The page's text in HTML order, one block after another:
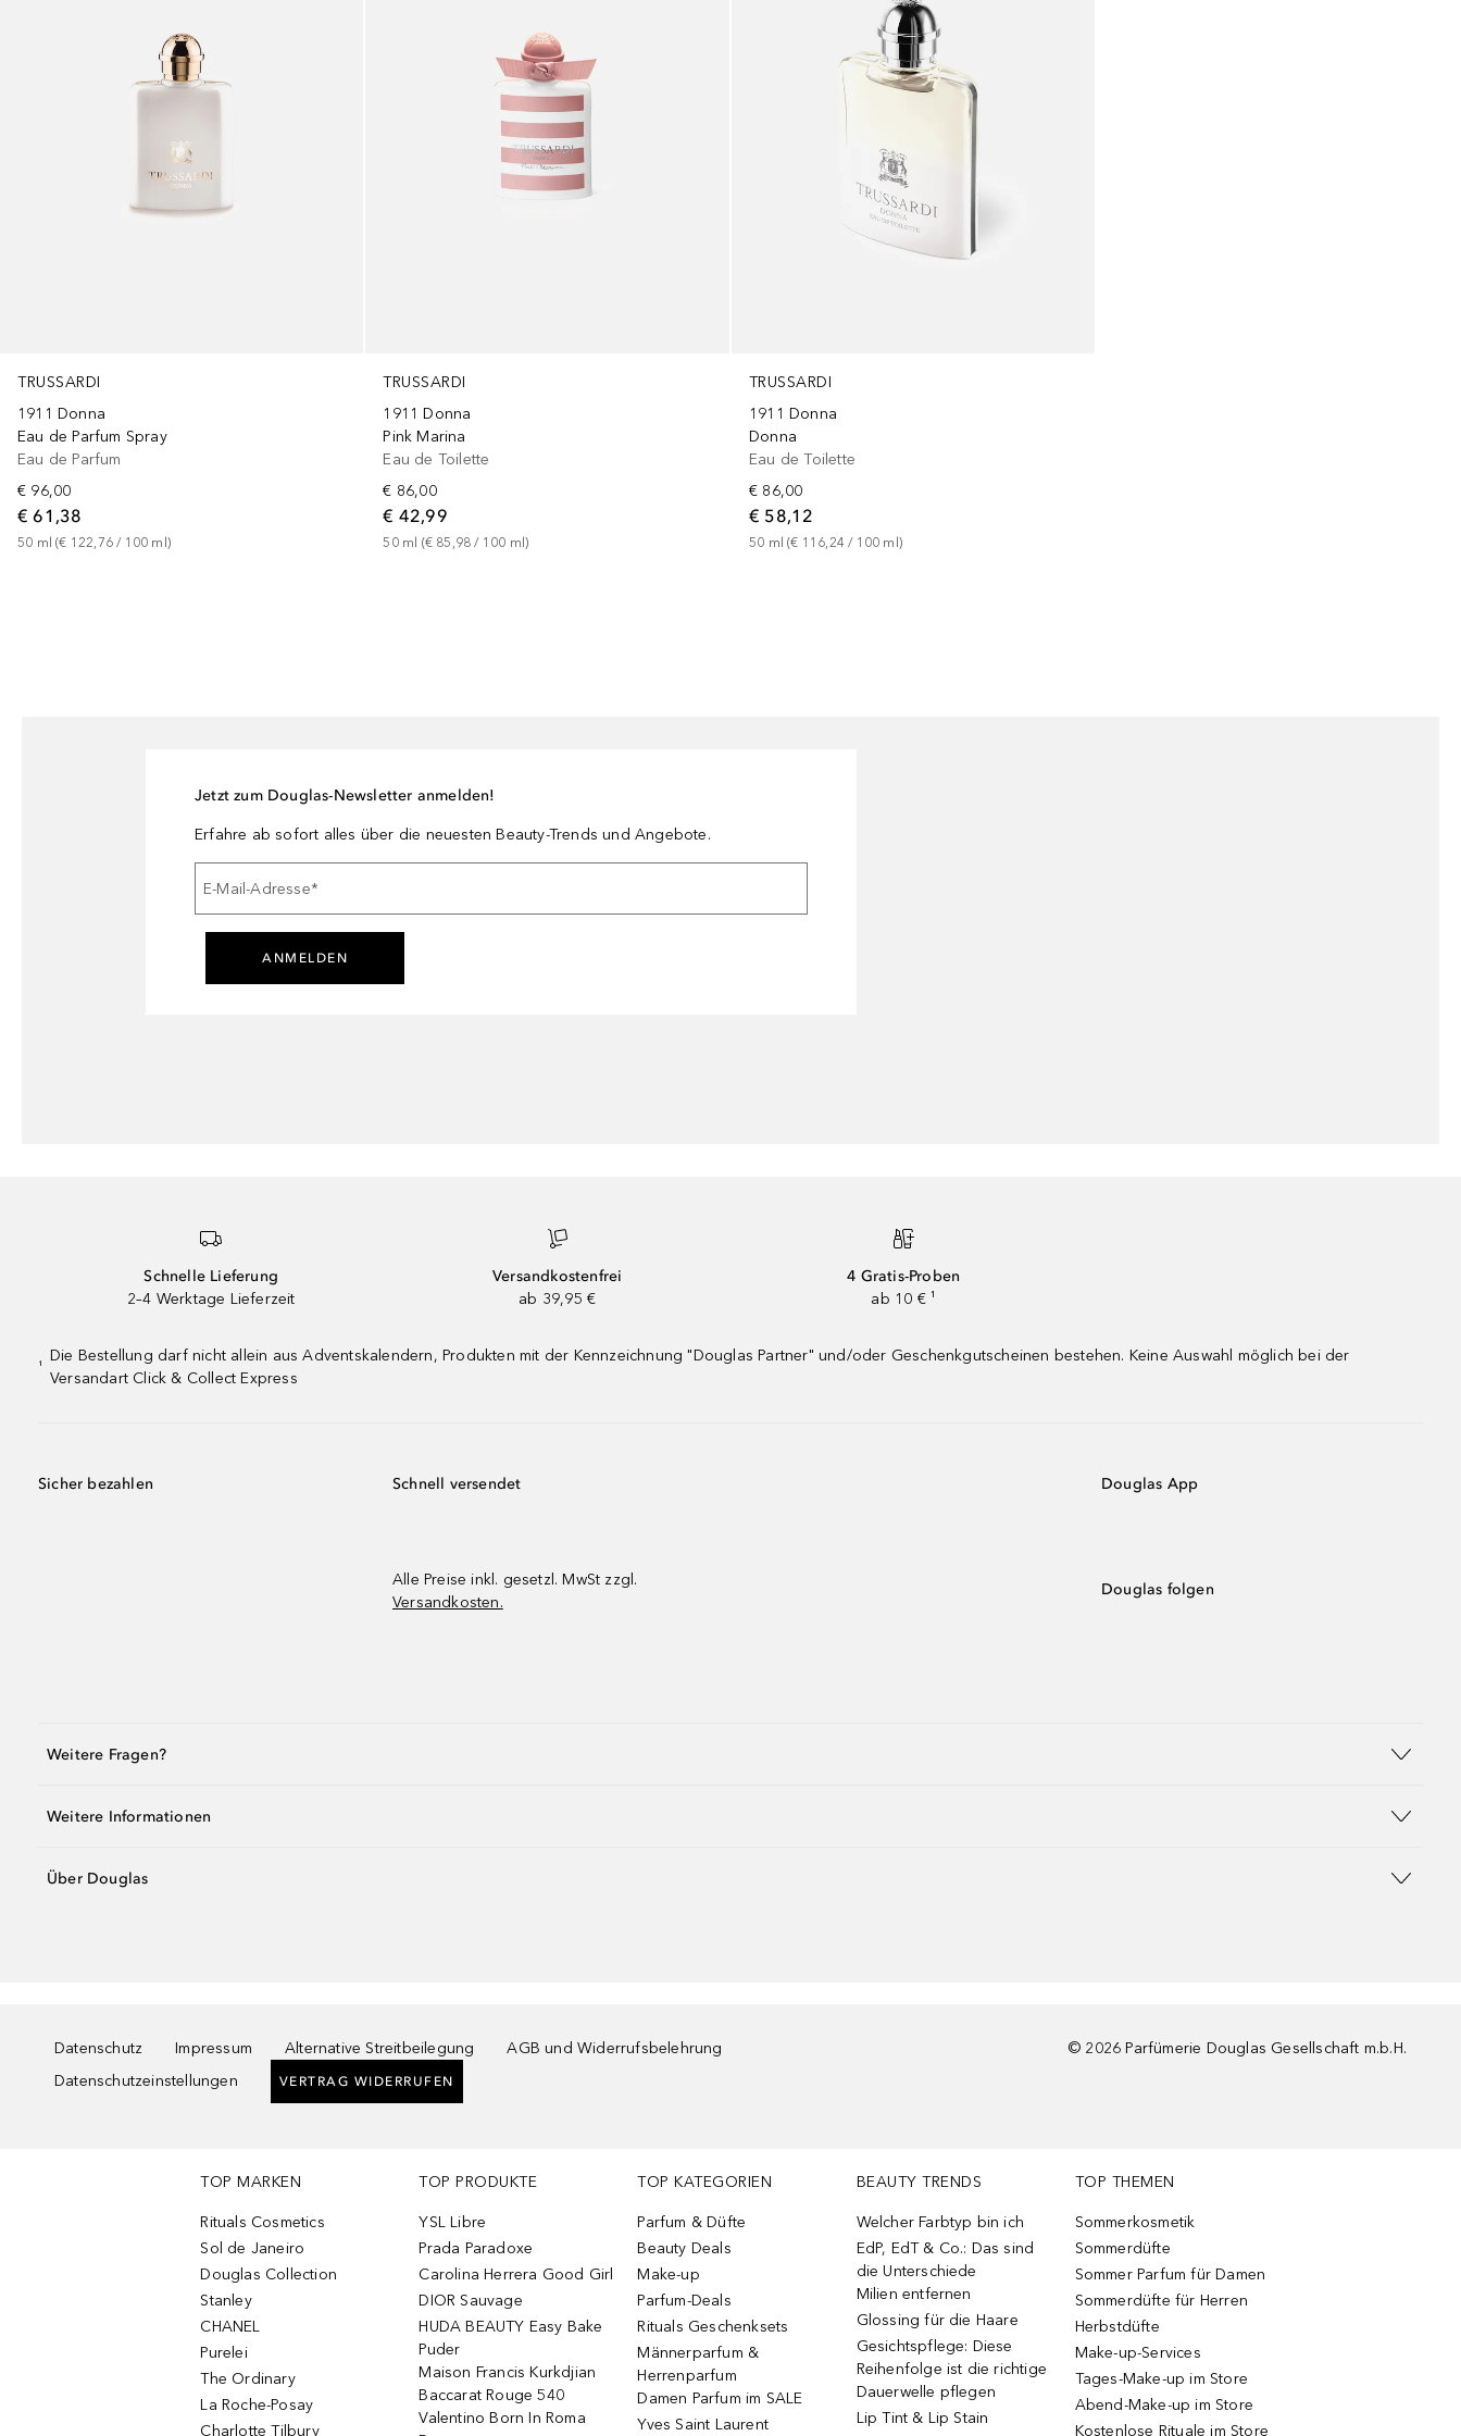
TRUSSARDI
1911 Donna
Eau de Parfum Spray
Eau de Parfum
€ 96,00
€ 61,38
50 ml (€ 122,76 / 100 ml )
TRUSSARDI
1911 Donna
Pink Marina
Eau de Toilette
€ 86,00
€ 42,99
50 ml (€ 85,98 / 100 ml)
TRUSSARDI
1911 Donna
Donna
Eau de Toilette
€ 86,00
€ 58,12
50 ml (€ 116,24 / 100 ml )
Jetzt zum Douglas-Newsletter anmelden!
Erfahre ab sofort alles über die neuesten Beauty-Trends und Angebote.
E-Mail-Adresse*
ANMELDEN
Schnelle Lieferung
2–4 Werktage Lieferzeit
Versandkostenfrei
ab 39,95 €
4 Gratis-Proben
ab 10 € ¹
¹
Die Bestellung darf nicht allein aus Adventskalendern, Produkten mit der Kennzeichnung "Douglas Partner" und/oder Geschenkgutscheinen bestehen. Keine Auswahl möglich bei der
Versandart Click & Collect Express
Sicher bezahlen Schnell versendet
Alle Preise inkl. gesetzl. MwSt zzgl.
Versandkosten.
Douglas App
Douglas folgen
Weitere Fragen?
Weitere Informationen
Über Douglas
Datenschutz Impressum Alternative Streitbeilegung
AGB und Widerrufsbelehrung
Datenschutzeinstellungen
VERTRAG WIDERRUFEN
© 2026 Parfümerie Douglas Gesellschaft m.b.H.
TOP MARKEN
Rituals Cosmetics
Sol de Janeiro
Douglas Collection
Stanley
CHANEL
Purelei
The Ordinary
La Roche-Posay
Charlotte Tilbury
TOP PRODUKTE
YSL Libre
Prada Paradoxe
Carolina Herrera Good Girl
DIOR Sauvage
HUDA BEAUTY Easy Bake
Puder
Maison Francis Kurkdjian
Baccarat Rouge 540
Valentino Born In Roma
TOP KATEGORIEN
Parfum & Düfte
Beauty Deals
Make-up
Parfum-Deals
Rituals Geschenksets
Männerparfum &
Herrenparfum
Damen Parfum im SALE
Yves Saint Laurent
BEAUTY TRENDS
Welcher Farbtyp bin ich
EdP, EdT & Co.: Das sind
die Unterschiede
Milien entfernen
Glossing für die Haare
Gesichtspflege: Diese
Reihenfolge ist die richtige
Dauerwelle pflegen
Lip Tint & Lip Stain
TOP THEMEN
Sommerkosmetik
Sommerdüfte
Sommer Parfum für Damen
Sommerdüfte für Herren
Herbstdüfte
Make-up-Services
Tages-Make-up im Store
Abend-Make-up im Store
Kostenlose Rituale im Store